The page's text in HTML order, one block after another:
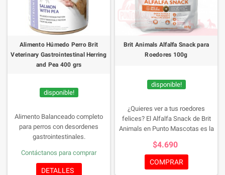
Alimento Húmedo Perro Brit
Veterinary Gastrointestinal Herring
and Pea 400 grs
disponible!
Alimento Balanceado completo
para perros con desordenes
gastrointestinales.
Contáctanos para comprar
DETALLES
Brit Animals Alfalfa Snack para
Roedores 100g
disponible!
¿Quieres ver a tus roedores
felices? El Alfalfa Snack de Brit
Animals en Punto Mascotas es la
exclusivamente de vegetales, es
delicioso y sin azúcar añadido.
Premia a tus amigos peludos con
$4.690
COMPRAR